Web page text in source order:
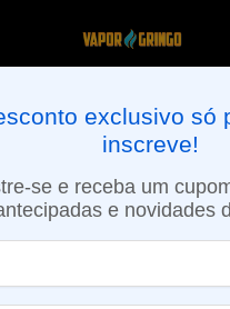
ATÉ 15:30 VIA
exclusivo só
inscreve!
se e receba um
e novidades